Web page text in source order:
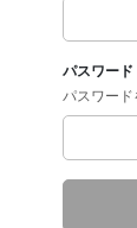
パスワード
パスワー